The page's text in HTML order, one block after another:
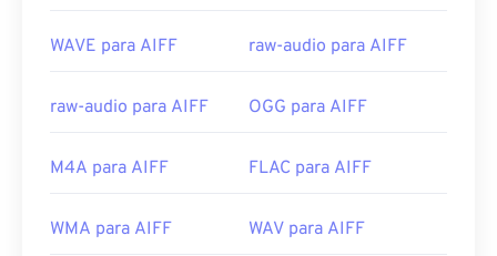
https://en.wikipedia.org/wiki/
2619569
WAVE para AIFF raw-audio para AIFF
raw-audio para AIFF OGG para AIFF
M4A para AIFF FLAC para AIFF
WMA para AIFF WAV para AIFF